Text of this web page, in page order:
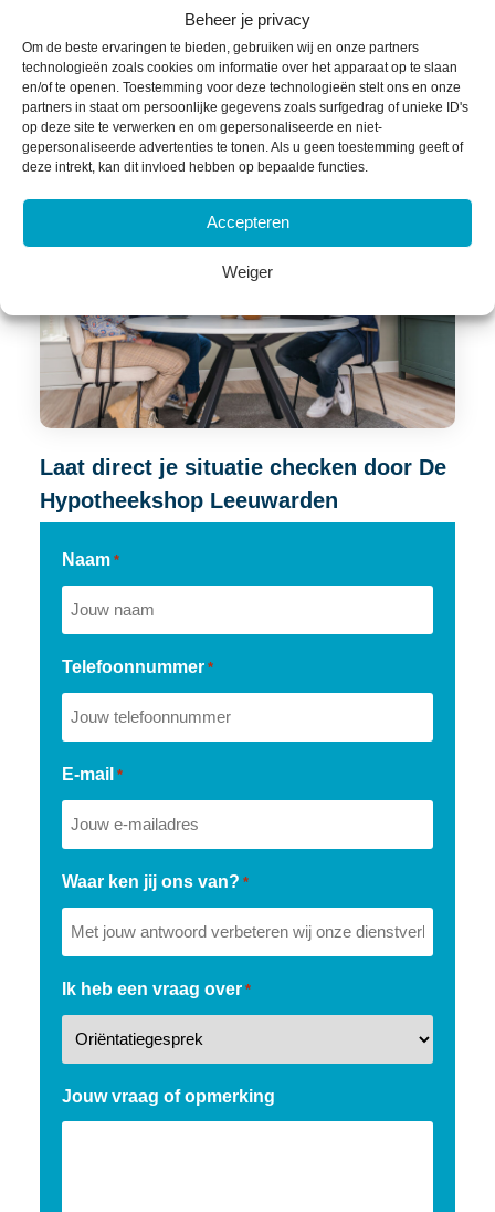
Beheer je privacy
Om de beste ervaringen te bieden, gebruiken wij en onze partners
technologieën zoals cookies om informatie over het apparaat op te slaan
en/of te openen. Toestemming voor deze technologieën stelt ons en onze
partners in staat om persoonlijke gegevens zoals surfgedrag of unieke ID's
op deze site te verwerken en om gepersonaliseerde en niet-
gepersonaliseerde advertenties te tonen. Als u geen toestemming geeft of
deze intrekt, kan dit invloed hebben op bepaalde functies.
Accepteren
Weiger
welverdiendevakantie.
Maak een afspraak!
Laat direct je situatie checken door De
Hypotheekshop Leeuwarden
Naam *
Telefoonnummer *
E-mail *
Waar ken jij ons van? *
Ik heb een vraag over *
Jouw vraag of opmerking